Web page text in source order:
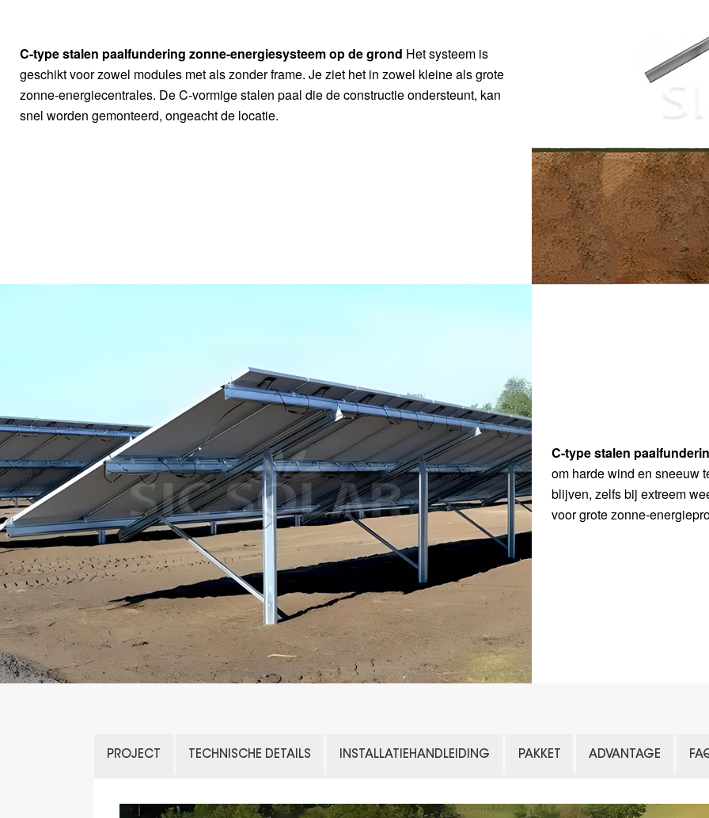
C-type stalen paalfundering zonne-energiesysteem op de grond Het systeem is
geschikt voor zowel modules met als zonder frame. Je ziet het in zowel kleine als grote
zonne-energiecentrales. De C-vormige stalen paal die de constructie ondersteunt, kan
snel worden gemonteerd, ongeacht de locatie.
C-type stalen
om harde wind en sneeuw
blijven, zelfs bij extreem
voor grote zonne-
PROJECT TECHNISCHE DETAILS INSTALLATIEHANDLEIDING PAKKET ADVANTAGE